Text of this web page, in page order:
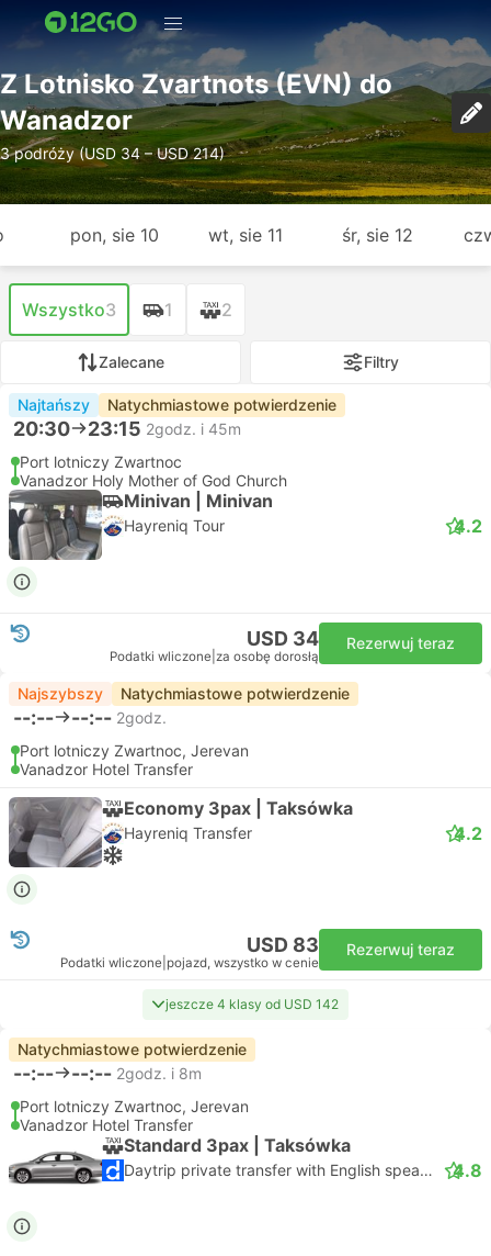
Z Lotnisko Zvartnots (EVN) do
Wanadzor
3 podróży (USD 34 – USD 214)
pon, sie 10 wt, sie 11 śr, sie 12
Wszystko3 1 2
Zalecane Filtry
Najtańszy Natychmiastowe potwierdzenie
20:30 23:15 2godz. i 45m
Port lotniczy Zwartnoc
Vanadzor Holy Mother of God Church
Minivan | Minivan
Hayreniq Tour 4.2
USD 34
Podatki wliczone za osobę dorosłą
Rezerwuj teraz
Najszybszy Natychmiastowe potwierdzenie
--:-- --:-- 2godz.
Port lotniczy Zwartnoc, Jerevan
Vanadzor Hotel Transfer
Economy 3pax | Taksówka
Hayreniq Transfer 4.2
USD 83
Podatki wliczone pojazd, wszystko w cenie
Rezerwuj teraz
jeszcze 4 klasy od USD 142
Natychmiastowe potwierdzenie
--:-- --:-- 2godz. i 8m
Port lotniczy Zwartnoc, Jerevan
Vanadzor Hotel Transfer
Standard 3pax | Taksówka
Daytrip private transfer with English speaking driver 4.8